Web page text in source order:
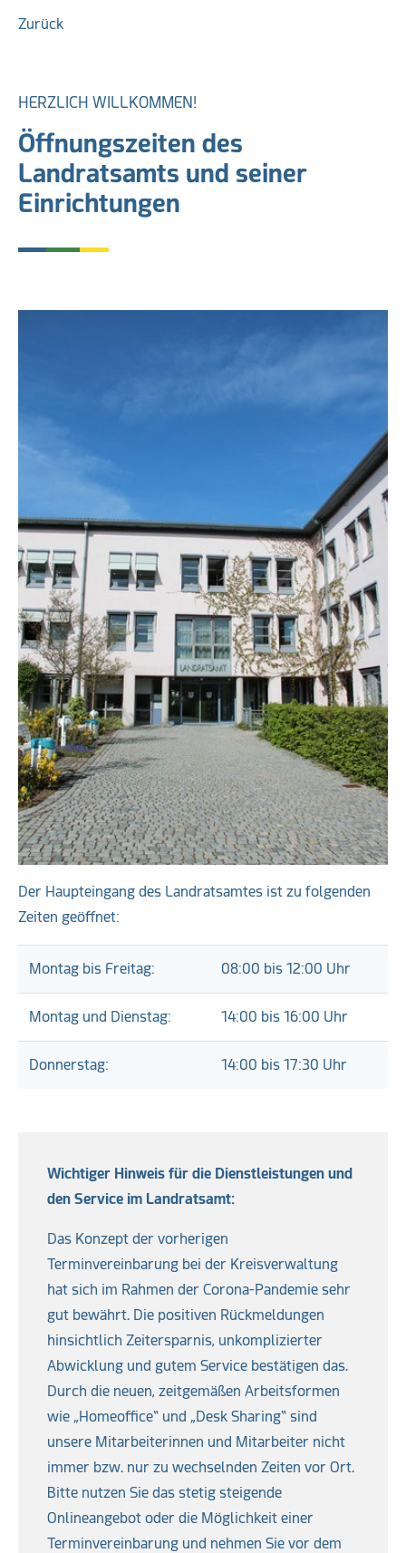
Zurück
Öffnungszeiten des
Landratsamts und seiner
Einrichtungen
HERZLICH WILLKOMMEN!
Der Haupteingang des Landratsamtes ist zu folgenden
Zeiten geöffnet:
Montag bis Freitag: 08:00 bis 12:00 Uhr
Montag und Dienstag: 14:00 bis 16:00 Uhr
Donnerstag: 14:00 bis 17:30 Uhr
Wichtiger Hinweis für die Dienstleistungen und
den Service im Landratsamt:
Das Konzept der vorherigen
Terminvereinbarung bei der Kreisverwaltung
hat sich im Rahmen der Corona-Pandemie sehr
gut bewährt. Die positiven Rückmeldungen
hinsichtlich Zeitersparnis, unkomplizierter
Abwicklung und gutem Service bestätigen das.
Durch die neuen, zeitgemäßen Arbeitsformen
wie „Homeoffice“ und „Desk Sharing“ sind
unsere Mitarbeiterinnen und Mitarbeiter nicht
immer bzw. nur zu wechselnden Zeiten vor Ort.
Bitte nutzen Sie das stetig steigende
Onlineangebot oder die Möglichkeit einer
Terminvereinbarung und nehmen Sie vor dem